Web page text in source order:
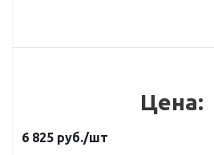
Цена:
6 825 руб./шт